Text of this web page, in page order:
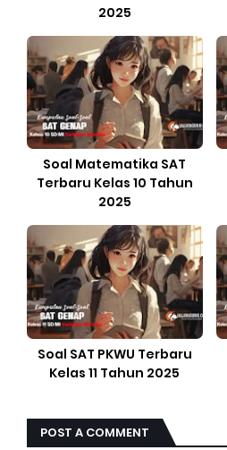
2025
Soal Matematika SAT
Terbaru Kelas 10 Tahun
2025
Soal SAT PKWU Terbaru
Kelas 11 Tahun 2025
POST A COMMENT